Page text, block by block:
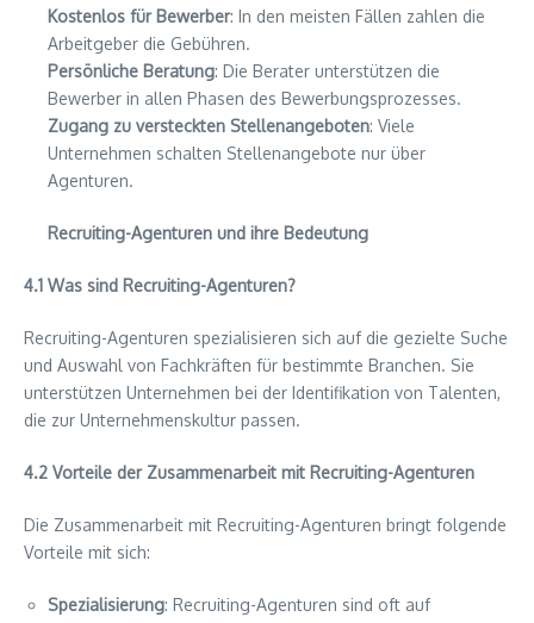
Kostenlos für Bewerber: In den meisten Fällen zahlen die
Arbeitgeber die Gebühren.
Persönliche Beratung: Die Berater unterstützen die
Bewerber in allen Phasen des Bewerbungsprozesses.
Zugang zu versteckten Stellenangeboten: Viele
Unternehmen schalten Stellenangebote nur über
Agenturen.
Recruiting-Agenturen und ihre Bedeutung
4.1 Was sind Recruiting-Agenturen?
Recruiting-Agenturen spezialisieren sich auf die gezielte Suche
und Auswahl von Fachkräften für bestimmte Branchen. Sie
unterstützen Unternehmen bei der Identifikation von Talenten,
die zur Unternehmenskultur passen.
4.2 Vorteile der Zusammenarbeit mit Recruiting-Agenturen
Die Zusammenarbeit mit Recruiting-Agenturen bringt folgende
Vorteile mit sich:
Spezialisierung: Recruiting-Agenturen sind oft auf